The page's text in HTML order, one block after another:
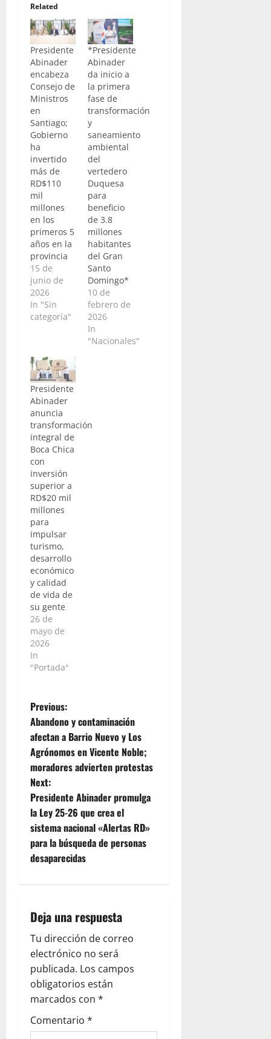
Related
Presidente
Abinader
encabeza
Consejo de
Ministros
en
Santiago;
Gobierno
ha
invertido
más de
RD$110
mil
millones
en los
primeros 5
años en la
provincia
15 de
junio de
2026
In "Sin
categoría"
*Presidente
Abinader
da inicio a
la primera
fase de
transformación
y
saneamiento
ambiental
del
vertedero
Duquesa
para
beneficio
de 3.8
millones
habitantes
del Gran
Santo
Domingo*
10 de
febrero de
2026
In
"Nacionales"
Presidente
Abinader
anuncia
transformación
integral de
Boca Chica
con
inversión
superior a
RD$20 mil
millones
para
impulsar
turismo,
desarrollo
económico
y calidad
de vida de
su gente
26 de
mayo de
2026
In
"Portada"
P
o
s
t
n
a
v
g
a
t
i
o
Previous:
Abandono y contaminación
afectan a Barrio Nuevo y Los
Agrónomos en Vicente Noble;
moradores advierten protestas
Next:
Presidente Abinader promulga
la Ley 25-26 que crea el
sistema nacional «Alertas RD»
para la búsqueda de personas
desaparecidas
Deja una respuesta
Tu dirección de correo
electrónico no será
publicada. Los campos
obligatorios están
marcados con *
Comentario *